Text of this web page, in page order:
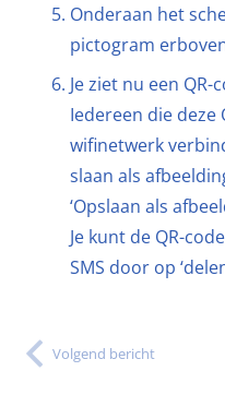
Onderaan het
pictogram
Je ziet nu een
Iedereen die deze
wifinetwerk
slaan als
‘Opslaan als
Je kunt de QR-
SMS door op
Volgend bericht